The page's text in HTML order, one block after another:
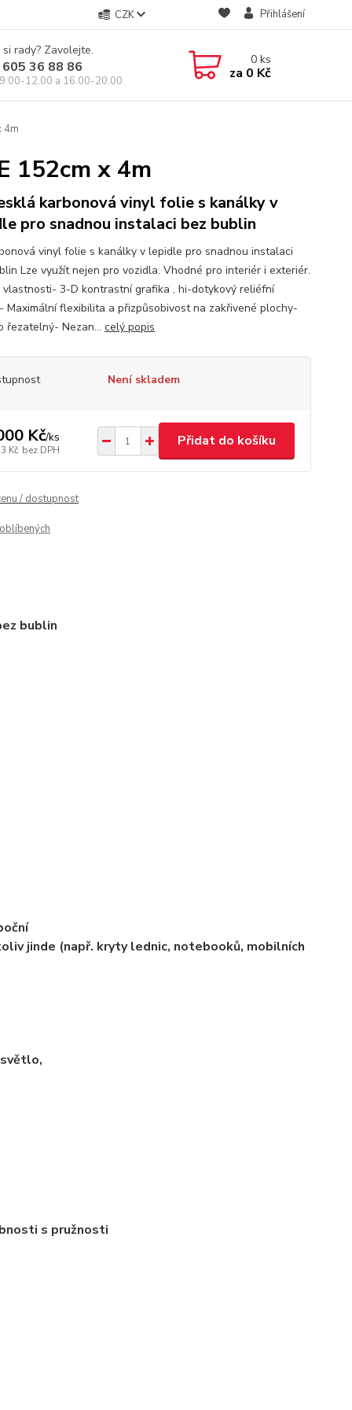
CZK Přihlášení
rady? Zavolejte.
36 88 86
12.00 a 16.00-20.00
0ks
za 0 Kč
4m
152cm x 4m
karbonová vinyl folie s kanálky v
pro snadnou instalaci bez bublin
vinyl folie s kanálky v lepidle pro snadnou instalaci
Lze využít nejen pro vozidla. Vhodné pro interiér i exteriér.
vlastnosti- 3-D kontrastní grafika , hi-dotykový reliéfní
Maximální flexibilita a přizpůsobivost na zakřivené plochy-
řezatelný- Nezan... celý popis
Není skladem
Kč/ks
Kč bez DPH
Přidat do košíku
/ dostupnost
bublin
jinde (např. kryty lednic, notebooků, mobilních
s pružnosti